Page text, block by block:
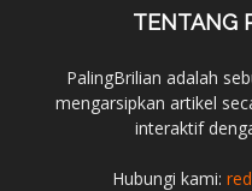
TENTANG
PalingBrilian adalah
mengarsipkan artikel
interaktif
Hubungi kami: